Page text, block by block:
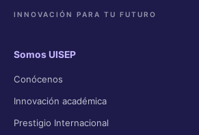
INNOVACIÓN PARA TU FUTURO
Somos UISEP
Conócenos
Innovación académica
Prestigio Internacional